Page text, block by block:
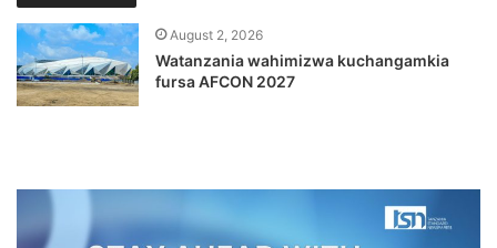
August 2, 2026
Watanzania wahimizwa kuchangamkia
fursa AFCON 2027